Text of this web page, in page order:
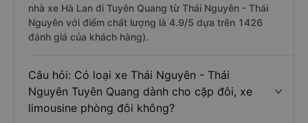
nhà xe Hà Lan đi Tuyên Quang từ Thái Nguyên - Thái
Nguyên với điểm chất lượng là 4.9/5 dựa trên 1426
đánh giá của khách hàng).
Câu hỏi: Có loại xe Thái Nguyên - Thái
Nguyên Tuyên Quang dành cho cặp đôi, xe
limousine phòng đôi không?